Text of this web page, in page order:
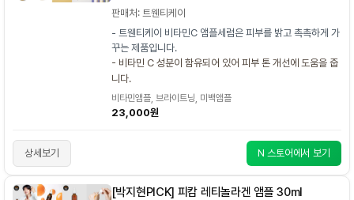
판매처: 트웬티케이
- 트웬티케이 비타민C 앰플세럼은 피부를 밝고 촉촉하게 가
꾸는 제품입니다.
- 비타민 C 성분이 함유되어 있어 피부 톤 개선에 도움을 줍
니다.
비타민앰플, 브라이트닝, 미백앰플
23,000원
상세보기 N 스토어에서 보기
[박지현PICK] 피캄 레티놀라겐 앰플 30ml